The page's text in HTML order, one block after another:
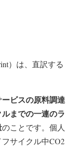
）は、直訳する
ビスの原料調達
までの一連のラ
のことです。個人
サイクル中CO2